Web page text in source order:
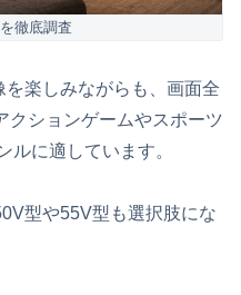
徹底調査
楽しみながらも、画面全
クションゲームやスポーツ
ルに適しています。
型や55V型も選択肢にな